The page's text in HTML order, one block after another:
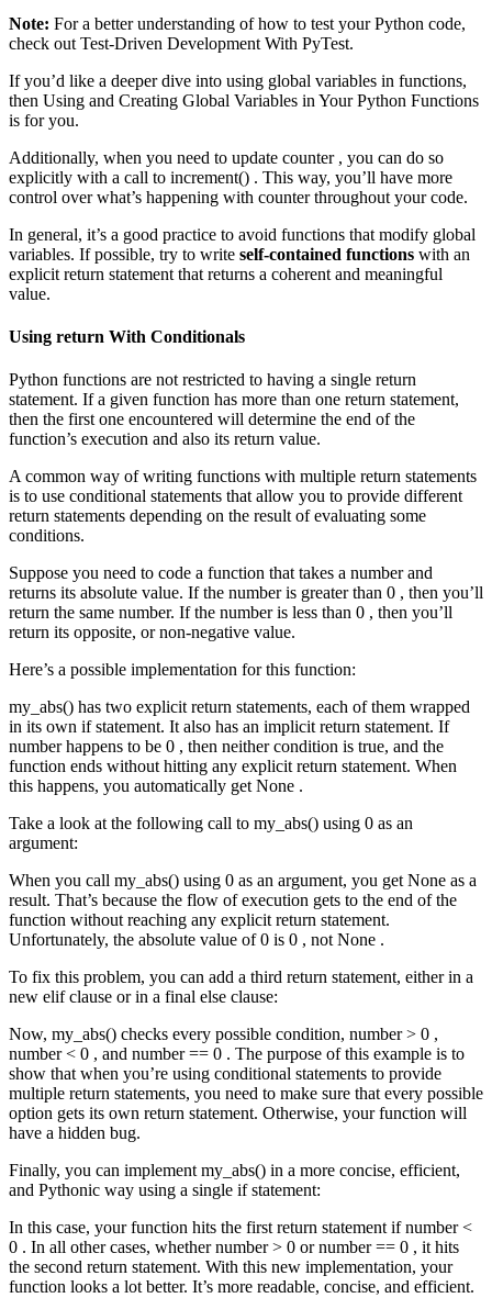
Note: For a better understanding of how to test your Python code,
check out Test-Driven Development With PyTest.
If you’d like a deeper dive into using global variables in functions,
then Using and Creating Global Variables in Your Python Functions
is for you.
Additionally, when you need to update counter , you can do so
explicitly with a call to increment() . This way, you’ll have more
control over what’s happening with counter throughout your code.
In general, it’s a good practice to avoid functions that modify global
variables. If possible, try to write self-contained functions with an
explicit return statement that returns a coherent and meaningful
value.
Using return With Conditionals
Python functions are not restricted to having a single return
statement. If a given function has more than one return statement,
then the first one encountered will determine the end of the
function’s execution and also its return value.
A common way of writing functions with multiple return statements
is to use conditional statements that allow you to provide different
return statements depending on the result of evaluating some
conditions.
Suppose you need to code a function that takes a number and
returns its absolute value. If the number is greater than 0 , then you’ll
return the same number. If the number is less than 0 , then you’ll
return its opposite, or non-negative value.
Here’s a possible implementation for this function:
my_abs() has two explicit return statements, each of them wrapped
in its own if statement. It also has an implicit return statement. If
number happens to be 0 , then neither condition is true, and the
function ends without hitting any explicit return statement. When
this happens, you automatically get None .
Take a look at the following call to my_abs() using 0 as an
argument:
When you call my_abs() using 0 as an argument, you get None as a
result. That’s because the flow of execution gets to the end of the
function without reaching any explicit return statement.
Unfortunately, the absolute value of 0 is 0 , not None .
To fix this problem, you can add a third return statement, either in a
new elif clause or in a final else clause:
Now, my_abs() checks every possible condition, number > 0 ,
number < 0 , and number == 0 . The purpose of this example is to
show that when you’re using conditional statements to provide
multiple return statements, you need to make sure that every possible
option gets its own return statement. Otherwise, your function will
have a hidden bug.
Finally, you can implement my_abs() in a more concise, efficient,
and Pythonic way using a single if statement:
In this case, your function hits the first return statement if number <
0 . In all other cases, whether number > 0 or number == 0 , it hits
the second return statement. With this new implementation, your
function looks a lot better. It’s more readable, concise, and efficient.